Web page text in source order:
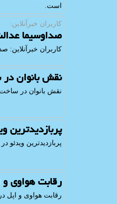
است.
كاربران خبرآنلاین:
صداوسیما
كاربران خبرآنلاین:
نقش بانوان
نقش بانوان در
پربازدیدترین
پربازدیدترین ویدئو در
رقابت هواوی
رقابت هواوی و اپل